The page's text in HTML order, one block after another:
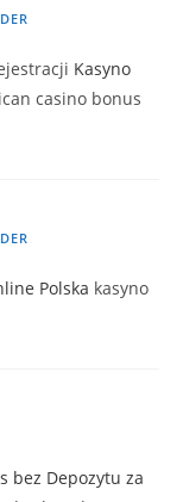
Kasyno
casino bonus
Polska kasyno
bez Depozytu za